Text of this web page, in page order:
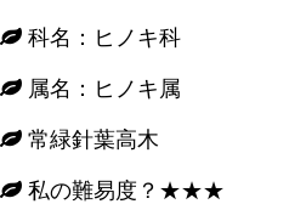
科名：ヒノキ科
属名：ヒノキ属
常緑針葉高木
私の難易度？★★★